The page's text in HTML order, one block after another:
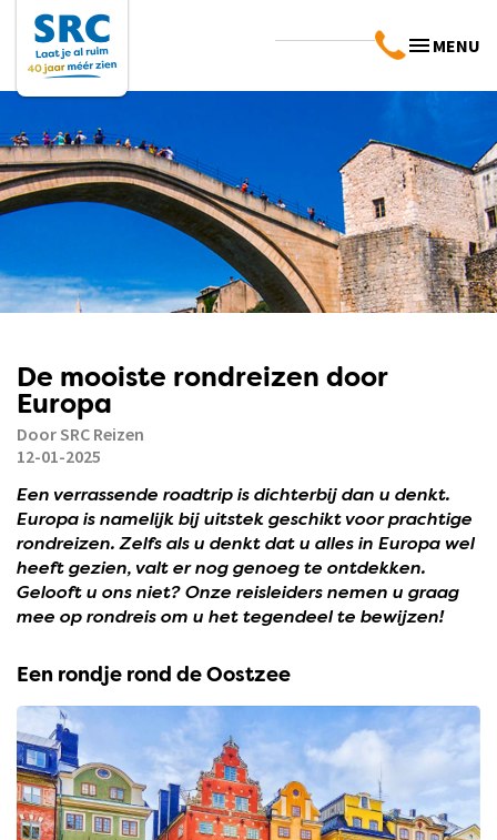
MENU
De mooiste rondreizen door
Europa
Door SRC Reizen
12-01-2025
Een verrassende roadtrip is dichterbij dan u denkt.
Europa is namelijk bij uitstek geschikt voor prachtige
rondreizen. Zelfs als u denkt dat u alles in Europa wel
heeft gezien, valt er nog genoeg te ontdekken.
Gelooft u ons niet? Onze reisleiders nemen u graag
mee op rondreis om u het tegendeel te bewijzen!
Een rondje rond de Oostzee